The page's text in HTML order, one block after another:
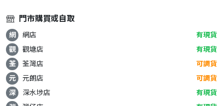
門市購買或自取
網 網店
有現貨
觀
觀塘店
有現貨
荃
荃灣店
可調貨
元
元朗店
可調貨
深
深水埗店
有現貨